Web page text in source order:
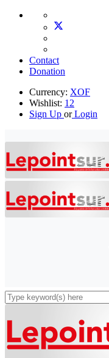
Contact
Donation
Currency: XOF
Wishlist: 12
Sign Up orLogin